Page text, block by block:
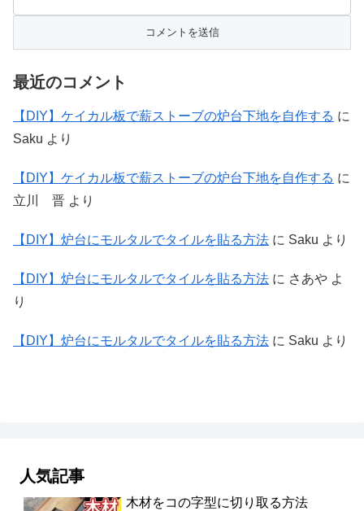
最近のコメント
【DIY】ケイカル板で薪ストーブの炉台下地を自作する に
Saku より
【DIY】ケイカル板で薪ストーブの炉台下地を自作する に
立川 晋 より
【DIY】炉台にモルタルでタイルを貼る方法 に Saku より
【DIY】炉台にモルタルでタイルを貼る方法 に さあや よ
り
【DIY】炉台にモルタルでタイルを貼る方法 に Saku より
人気記事
木材をコの字型に切り取る方法